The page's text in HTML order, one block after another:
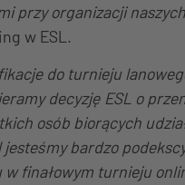
przy organizacji
w ESL.
do turnieju
decyzję ESL o
osób biorących
bardzo
finałowym turnieju